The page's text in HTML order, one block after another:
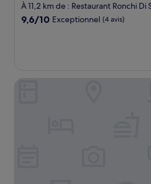
À 11,2 km de : Restaurant Ronchi Di
9.6
9,6/10 Exceptionnel (4 avis)